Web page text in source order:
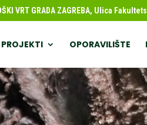
VRT GRADA ZAGREBA, Ulica
PROJEKTI OPORAVILIŠTE